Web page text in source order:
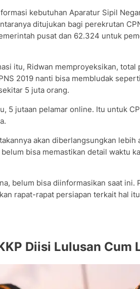
kebutuhan Aparatur Sipil
ditujukan bagi perekrutan
pusat dan 62.324 untuk
itu, Ridwan memproyeksikan, total
2019 nanti bisa membludak seperti
5 juta orang.
5 jutaan pelamar online. Itu untuk
akan diberlangsungkan lebih
bisa memastikan detail waktu
belum bisa diinformasikan saat ini.
rapat-rapat persiapan terkait hal
Diisi Lulusan Cum